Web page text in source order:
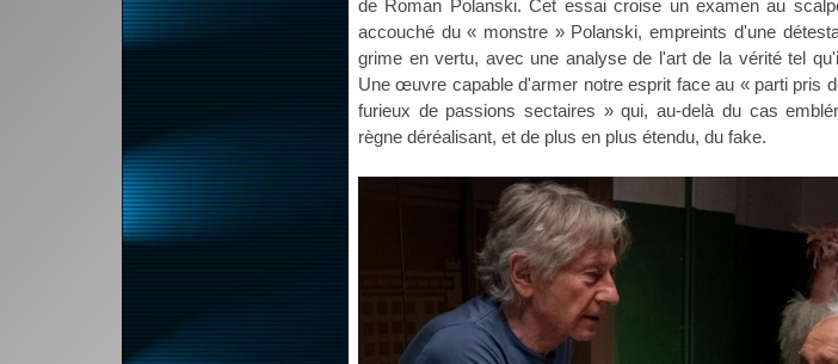
de Roman Polanski. Cet essai croise un examen au
accouché du « monstre » Polanski, empreints d'une
grime en vertu, avec une analyse de l'art de la vérité tel
Une œuvre capable d'armer notre esprit face au « parti pris
furieux de passions sectaires » qui, au-delà du cas
règne déréalisant, et de plus en plus étendu, du fake.